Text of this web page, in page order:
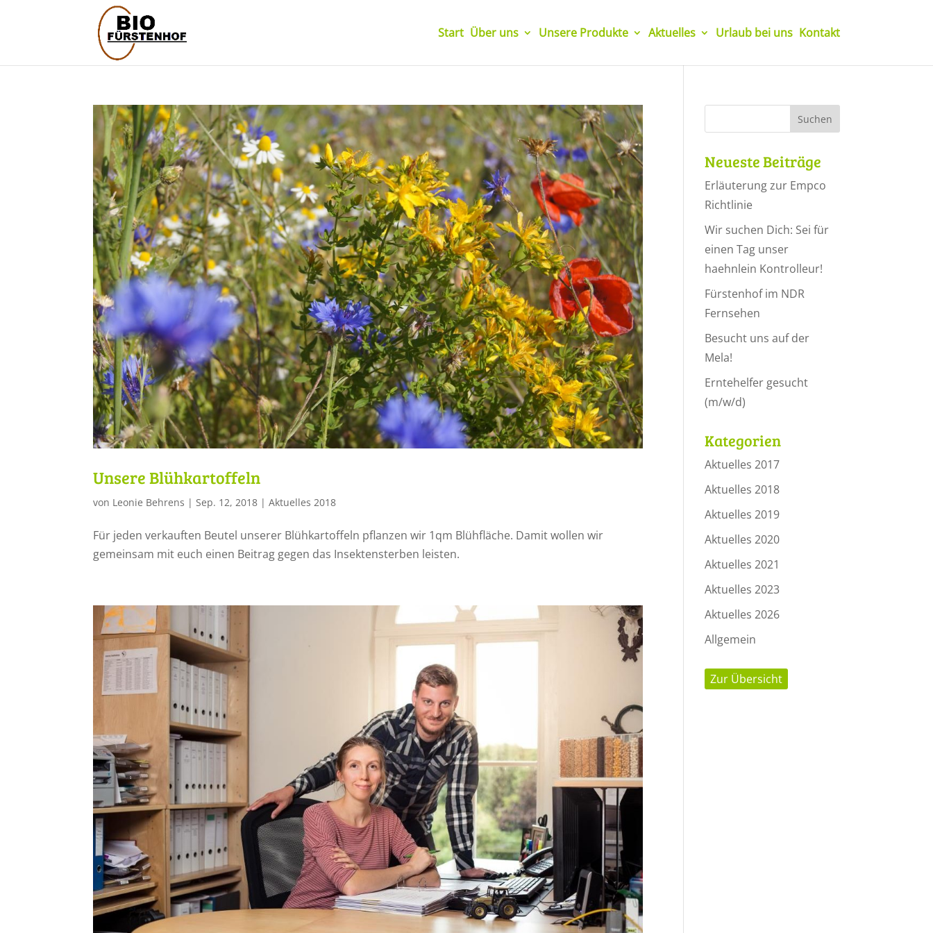
Start Über uns Unsere Produkte Aktuelles Urlaub bei uns Kontakt
Unsere Blühkartoffeln
von Leonie Behrens | Sep. 12, 2018 |Aktuelles 2018
Für jeden verkauften Beutel unserer Blühkartoffeln pflanzen wir 1qm Blühfläche. Damit wollen wir
gemeinsam mit euch einen Beitrag gegen das Insektensterben leisten.
Neueste Beiträge
Erläuterung zur Empco
Richtlinie
Wir suchen Dich: Sei für
einen Tag unser
haehnlein Kontrolleur!
Fürstenhof im NDR
Fernsehen
Besucht uns auf der
Mela!
Erntehelfer gesucht
(m/w/d)
Kategorien
Aktuelles 2017
Aktuelles 2018
Aktuelles 2019
Aktuelles 2020
Aktuelles 2021
Aktuelles 2023
Aktuelles 2026
Allgemein
Zur Übersicht